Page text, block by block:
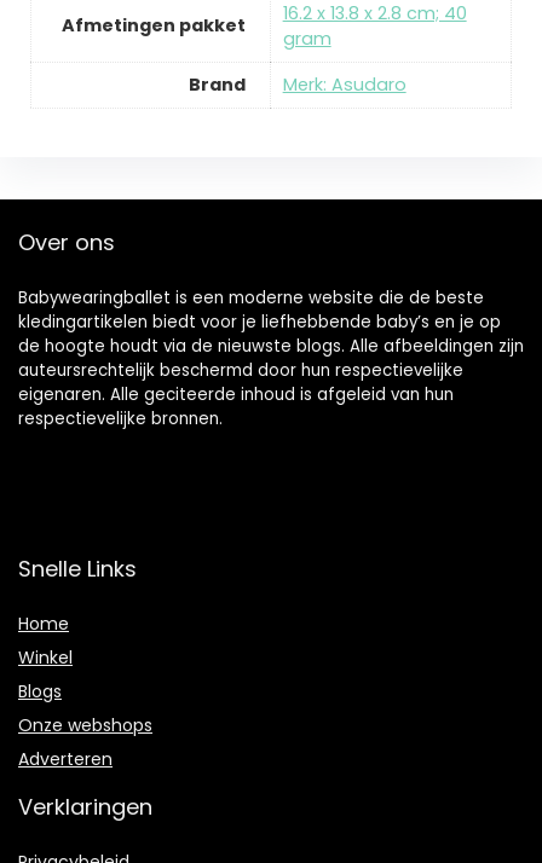
Afmetingen pakket
16.2 x 13.8 x 2.8 cm; 40
gram
Brand
Merk: Asudaro
Over ons
Babywearingballet is een moderne website die de beste
kledingartikelen biedt voor je liefhebbende baby’s en je op
de hoogte houdt via de nieuwste blogs. Alle afbeeldingen zijn
auteursrechtelijk beschermd door hun respectievelijke
eigenaren. Alle geciteerde inhoud is afgeleid van hun
respectievelijke bronnen.
Snelle Links
Home
Winkel
Blogs
Onze webshops
Adverteren
Verklaringen